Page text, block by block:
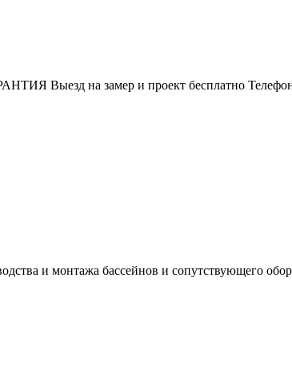
на замер и проект бесплатно Телефон:
и монтажа бассейнов и сопутствующего